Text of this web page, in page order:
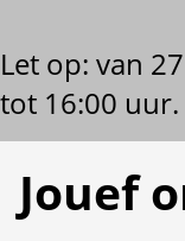
Let op: van
tot 16:00 uur.
Jouef